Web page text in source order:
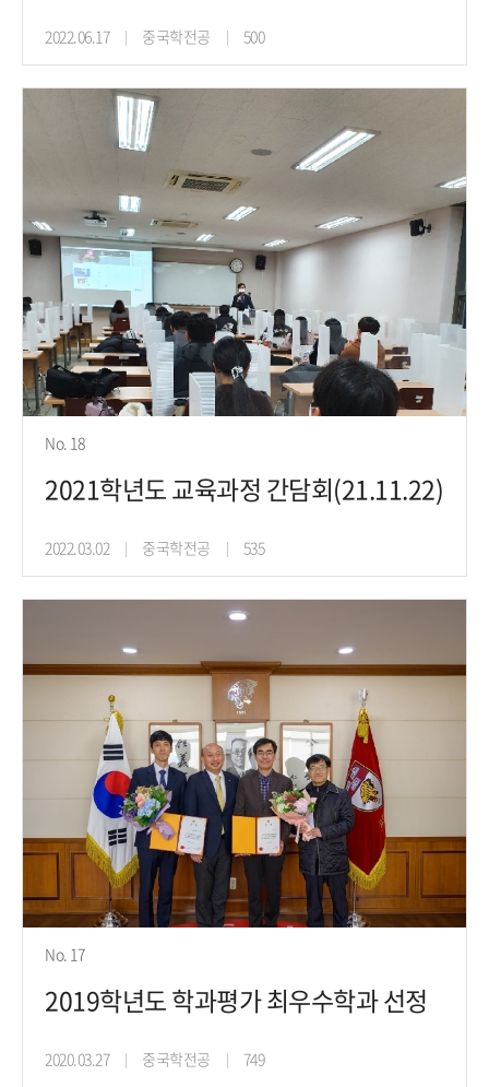
2022.06.17 중국학전공 500
No. 18
2021학년도 교육과정 간담회(21.11.22)
2022.03.02 중국학전공 535
No. 17
2019학년도 학과평가 최우수학과 선정
2020.03.27 중국학전공 749